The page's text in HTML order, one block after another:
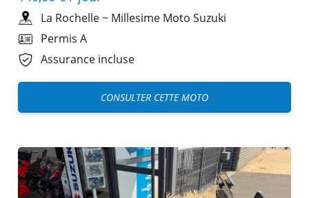
La Rochelle~ Millesime Moto Suzuki
Permis A
Assurance incluse
CONSULTER CETTE MOTO